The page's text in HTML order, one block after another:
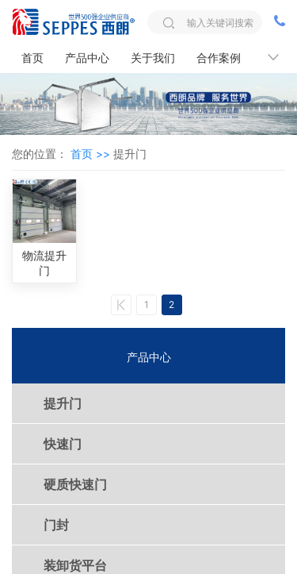
首页 产品中心 关于我们 合作案例 联系我
您的位置： 首页 >> 提升门
物流提升
门
1 2
产品中心
提升门
快速门
硬质快速门
门封
装卸货平台